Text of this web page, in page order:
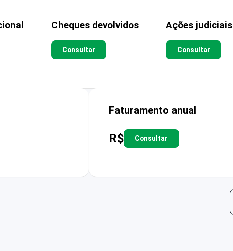
Cheques devolvidos
Consultar
Ações judiciais
Consultar
Faturamento anual
R$ Consultar